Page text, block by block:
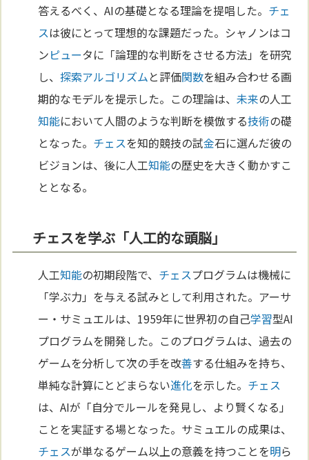
答えるべく、AIの基礎となる理論を提唱した。 チェ
スは彼にとって理想的な課題だった。シャノンはコ
ンピュータに「論理的な判断をさせる方法」を研究
し、探索アルゴリズムと評価関数を組み合わせる画
期的なモデルを提示した。この理論は、未来の人工
知能において人間のような判断を模倣する技術の礎
となった。 チェスを知的競技の試金石に選んだ彼の
ビジョンは、後に人工知能の歴史を大きく動かすこ
ととなる。
チェスを学ぶ「人工的な頭脳」
人工知能の初期段階で、 チェスプログラムは機械に
「学ぶ力」を与える試みとして利用された。アーサ
ー・サミュエルは、1959年に世界初の自己学習型AI
プログラムを開発した。このプログラムは、過去の
ゲームを分析して次の手を改善する仕組みを持ち、
単純な計算にとどまらない進化を示した。 チェス
は、AIが「自分でルールを発見し、より賢くなる」
ことを実証する場となった。サミュエルの成果は、
チェスが単なるゲーム以上の意義を持つことを明ら